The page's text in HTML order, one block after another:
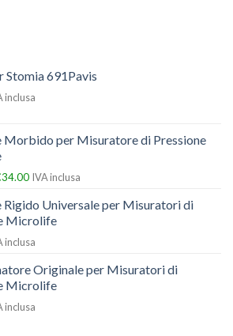
Stomia 691Pavis
inclusa
Morbido per Misuratore di Pressione
34.00 IVA inclusa
Rigido Universale per Misuratori di
Microlife
inclusa
Originale per Misuratori di
Microlife
inclusa